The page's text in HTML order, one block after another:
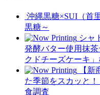
沖縄黒糖×SUI（首
黒糖～
シャ
発酵バター使用抹
クドチーズケーキ
【
た季節をスカッと
食調査